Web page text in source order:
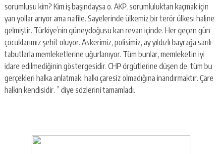
sorumlusu kim? Kim iş başındaysa o. AKP, sorumluluktan kaçmak için
yan yollar arıyor ama nafile. Sayelerinde ülkemiz bir terör ülkesi haline
gelmiştir. Türkiye’nin güneydoğusu kan revan içinde. Her geçen gün
çocuklarımız şehit oluyor. Askerimiz, polisimiz, ay yıldızlı bayrağa sarılı
tabutlarla memleketlerine uğurlanıyor. Tüm bunlar, memleketin iyi
idare edilmediğinin göstergesidir. CHP örgütlerine düşen de, tüm bu
gerçekleri halka anlatmak, halkı çaresiz olmadığına inandırmaktır. Çare
halkın kendisidir. ” diye sözlerini tamamladı.